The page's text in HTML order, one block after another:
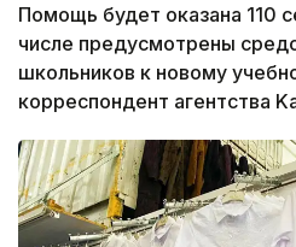
Помощь будет оказана 110
числе предусмотрены
школьников к новому
корреспондент агентства